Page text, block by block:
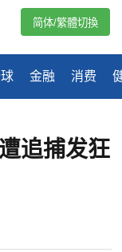
金融 消费
简体/繁體切換
追捕发狂